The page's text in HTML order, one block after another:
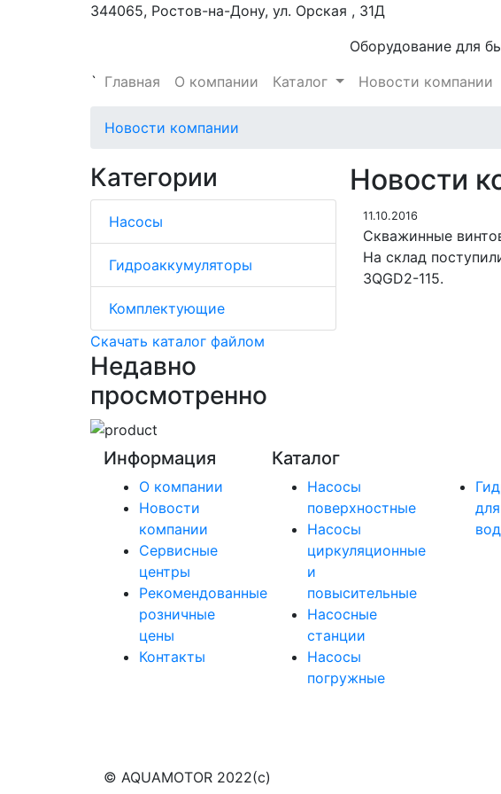
344065, Ростов-на-Дону, ул. Орская , 31Д
Оборудование для
` Главная О компании Каталог Новости компании
Новости компании
Категории
Насосы
Гидроаккумуляторы
Комплектующие
Скачать каталог файлом
Недавно
просмотренно
Новости
11.10.2016
Скважинные
На склад
3QGD2-115.
Информация
О компании
Новости
компании
Сервисные
центры
Рекомендованные
розничные
цены
Контакты
Каталог
Насосы
поверхностные
Насосы
циркуляционные
и
повысительные
Насосные
станции
Насосы
погружные
для
© AQUAMOTOR 2022(с)